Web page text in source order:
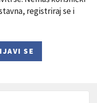
registriraj se i
SE